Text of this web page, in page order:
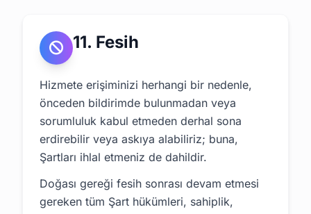
11. Fesih
Hizmete erişiminizi herhangi bir nedenle,
önceden bildirimde bulunmadan veya
sorumluluk kabul etmeden derhal sona
erdirebilir veya askıya alabiliriz; buna,
Şartları ihlal etmeniz de dahildir.
Doğası gereği fesih sonrası devam etmesi
gereken tüm Şart hükümleri, sahiplik,